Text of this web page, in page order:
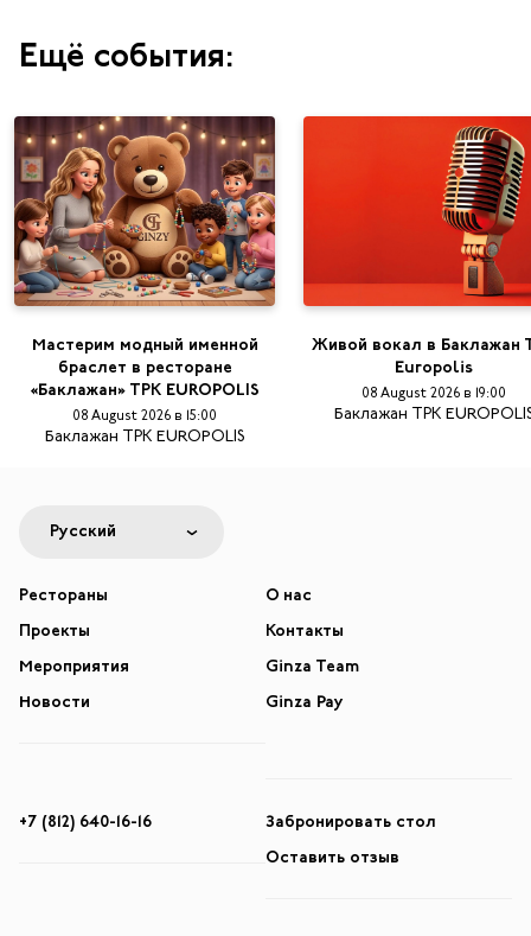
Ещё события:
Мастерим модный именной
браслет в ресторане
«Баклажан» ТРК EUROPOLIS
08 August 2026 в 15:00
Баклажан ТРК EUROPOLIS
Живой вокал в Баклажан
Europolis
08 August 2026 в 19:00
Баклажан ТРК
Русский
Рестораны
Проекты
Мероприятия
Новости
О нас
Контакты
Ginza Team
Ginza Pay
+7 (812) 640-16-16
Забронировать стол
Оставить отзыв